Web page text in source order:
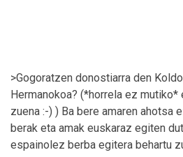
>Gogoratzen donostiarra den
Hermanokoa? (*horrela ez
zuena :-) ) Ba bere amaren ahotsa
berak eta amak euskaraz egiten
espainolez berba egitera behartu